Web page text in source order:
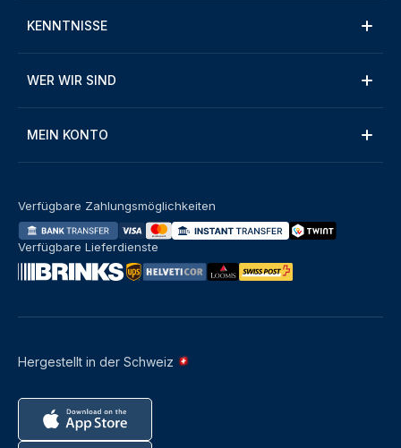
KENNTNISSE
WER WIR SIND
MEIN KONTO
Hergestellt in der Schweiz
Verfügbare Zahlungsmöglichkeiten
Verfügbare Lieferdienste